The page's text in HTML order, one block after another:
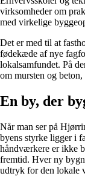
virksomheder om
med virkelige
Det er med til at
fødekæde af nye
lokalsamfundet. På
om mursten og
En by, der
Når man ser på
byens styrke ligger i
håndværkere er ikke
fremtid. Hver ny
udtryk for den lokale